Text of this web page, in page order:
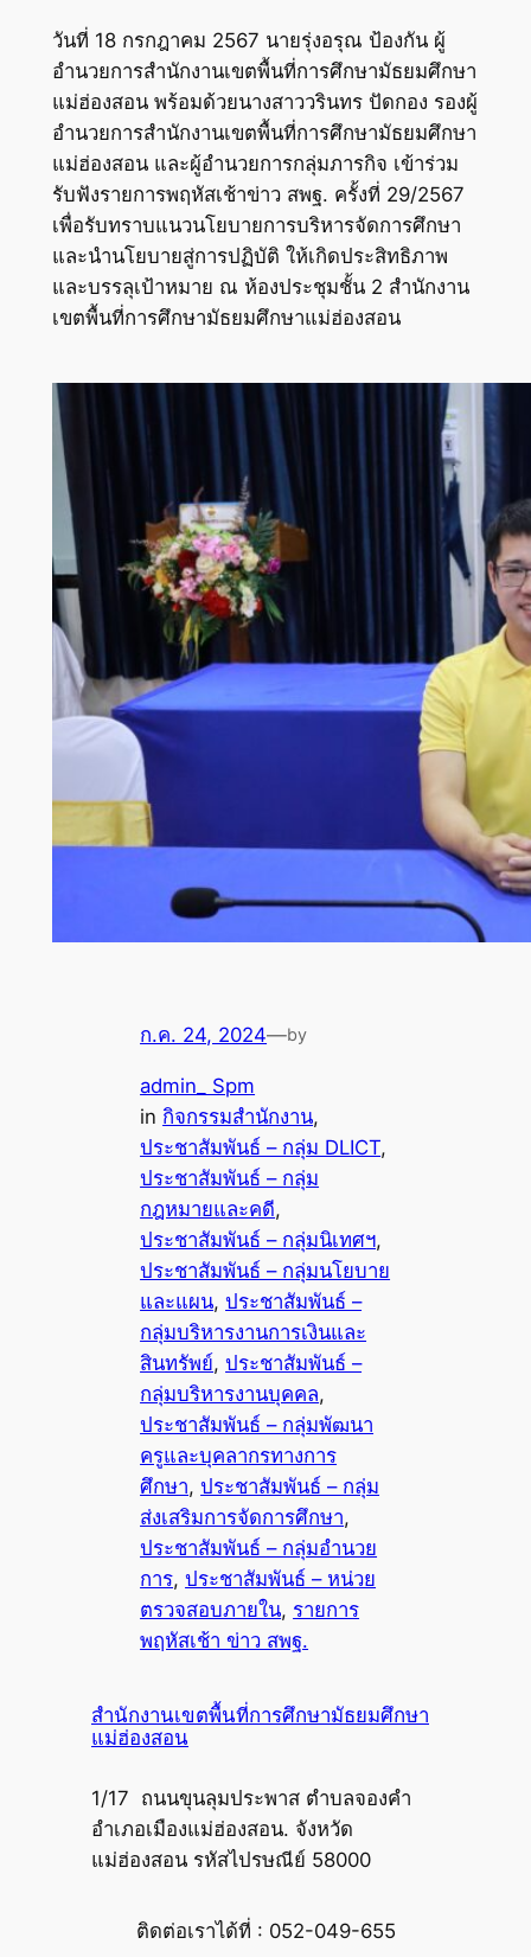
วันที่ 18 กรกฎาคม 2567 นายรุ่งอรุณ ป้องกัน ผู้
อำนวยการสำนักงานเขตพื้นที่การศึกษามัธยมศึกษา
แม่ฮ่องสอน พร้อมด้วยนางสาววรินทร ปัดกอง รองผู้
อำนวยการสำนักงานเขตพื้นที่การศึกษามัธยมศึกษา
แม่ฮ่องสอน และผู้อำนวยการกลุ่มภารกิจ เข้าร่วม
รับฟังรายการพฤหัสเช้าข่าว สพฐ. ครั้งที่ 29/2567
เพื่อรับทราบแนวนโยบายการบริหารจัดการศึกษา
และนำนโยบายสู่การปฏิบัติ ให้เกิดประสิทธิภาพ
และบรรลุเป้าหมาย ณ ห้องประชุมชั้น 2 สำนักงาน
เขตพื้นที่การศึกษามัธยมศึกษาแม่ฮ่องสอน
ก.ค. 24, 2024—by
admin_ Spm
in กิจกรรมสำนักงาน
ประชาสัมพันธ์ – กลุ่ม DLICT
ประชาสัมพันธ์ – กลุ่ม
กฎหมายและคดี
ประชาสัมพันธ์ – กลุ่มนิเทศฯ
ประชาสัมพันธ์ – กลุ่มนโยบาย
และแผน, ประชาสัมพันธ์ –
กลุ่มบริหารงานการเงินและ
สินทรัพย์, ประชาสัมพันธ์ –
กลุ่มบริหารงานบุคคล
ประชาสัมพันธ์ – กลุ่มพัฒนา
ครูและบุคลากรทางการ
ศึกษา, ประชาสัมพันธ์ – กลุ่ม
ส่งเสริมการจัดการศึกษา
ประชาสัมพันธ์ – กลุ่มอำนวย
การ, ประชาสัมพันธ์ – หน่วย
ตรวจสอบภายใน, รายการ
พฤหัสเช้า ข่าว สพฐ.
สำนักงานเขตพื้นที่การศึกษามัธยมศึกษา
แม่ฮ่องสอน
1/17 ถนนขุนลุมประพาส ตำบลจองคำ
อำเภอเมืองแม่ฮ่องสอน. จังหวัด
แม่ฮ่องสอน รหัสไปรษณีย์ 58000
ติดต่อเราได้ที่ : 052-049-655